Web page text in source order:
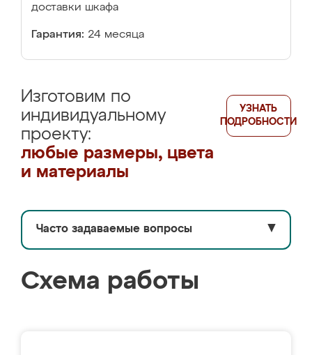
доставки шкафа
Гарантия: 24 месяца
Изготовим по
индивидуальному
проекту:
любые размеры, цвета
и материалы
УЗНАТЬ
ПОДРОБНОСТИ
Часто задаваемые вопросы ▼
Схема работы